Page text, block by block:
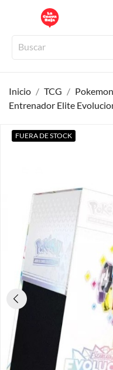
Inicio TCG
Entrenador Elite
FUERA DE STOCK